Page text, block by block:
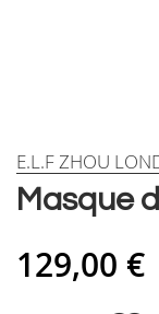
Skip
the
Masque
E.L.F ZHOU
129,00 €